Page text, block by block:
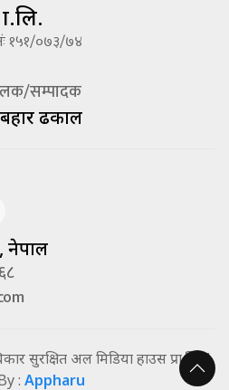
१५१/०७३/७४
सम्पादक
ढकाल
नेपाल
सुरक्षित अल मिडिया हाउस प्रा.लि. |
: Appharu